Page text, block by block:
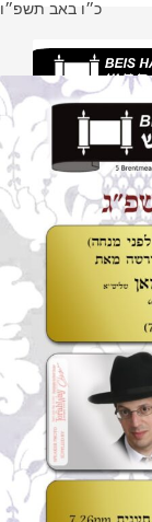
כ״ו באב תשפ״ו